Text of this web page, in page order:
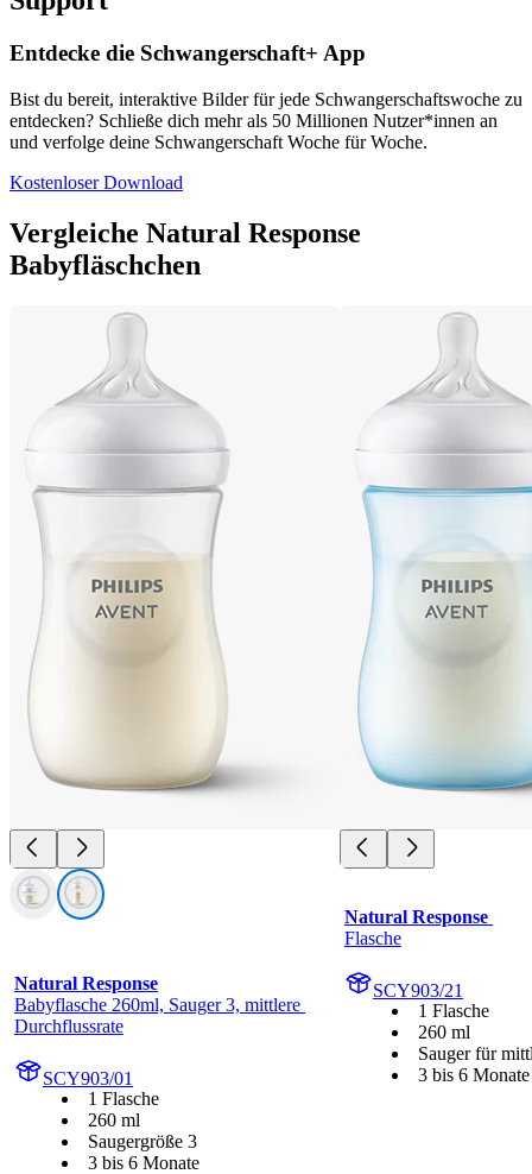
Entdecke die Schwangerschaft+ App
Bist du bereit, interaktive Bilder für jede Schwangerschaftswoche zu
entdecken? Schließe dich mehr als 50 Millionen Nutzer*innen an
und verfolge deine Schwangerschaft Woche für Woche.
Kostenloser Download
Vergleiche Natural Response
Babyfläschchen
Natural Response
Babyflasche 260ml, Sauger 3, mittlere
Durchflussrate
SCY903/01
1 Flasche
260 ml
Saugergröße 3
3 bis 6 Monate
Natural Response
Flasche
SCY903/21
1 Flasche
260 ml
Sauger für
3 bis 6 Monate